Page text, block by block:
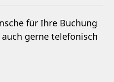
für Ihre Buchung
gerne telefonisch